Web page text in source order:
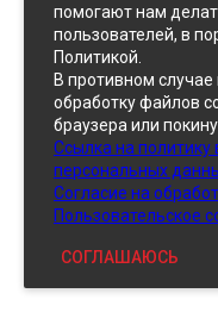
Кожзам
помогают нам
пользователей, в
Политикой.
В противном
обработку файлов
браузера или
Ссылка на политику
персональных
Согласие на
Пользовательское
СОГЛАШАЮСЬ